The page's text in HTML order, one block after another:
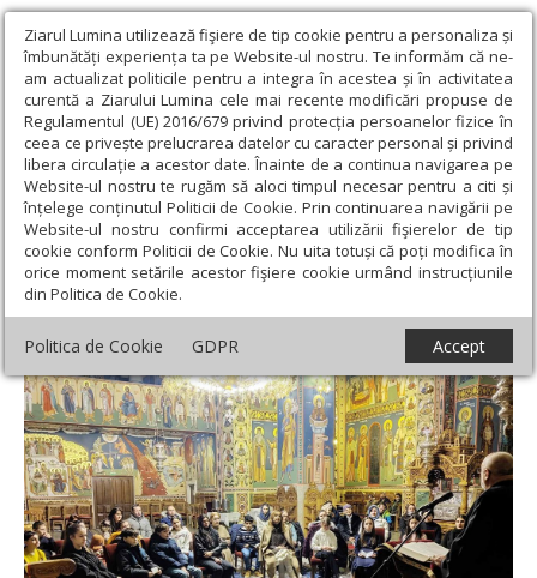
Ziarul Lumina utilizează fişiere de tip cookie pentru a personaliza și
îmbunătăți experiența ta pe Website-ul nostru. Te informăm că ne-
am actualizat politicile pentru a integra în acestea și în activitatea
curentă a Ziarului Lumina cele mai recente modificări propuse de
Regulamentul (UE) 2016/679 privind protecția persoanelor fizice în
ceea ce privește prelucrarea datelor cu caracter personal și privind
libera circulație a acestor date. Înainte de a continua navigarea pe
Website-ul nostru te rugăm să aloci timpul necesar pentru a citi și
înțelege conținutul Politicii de Cookie. Prin continuarea navigării pe
Website-ul nostru confirmi acceptarea utilizării fişierelor de tip
cookie conform Politicii de Cookie. Nu uita totuși că poți modifica în
orice moment setările acestor fişiere cookie urmând instrucțiunile
din Politica de Cookie.
Politica de Cookie GDPR Accept
Ziarul Lumina › Actualitate religioasă › Știri › Dialog săptămânal
cu tinerii la Biserica Șerban Vodă din București
Dialog săptămânal cu tinerii la Biserica
Șerban Vodă din București